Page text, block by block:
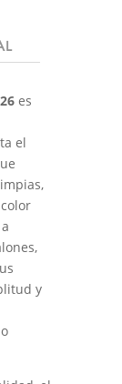
es
el
y